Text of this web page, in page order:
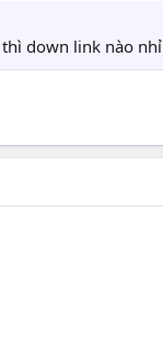
down link nào nhỉ